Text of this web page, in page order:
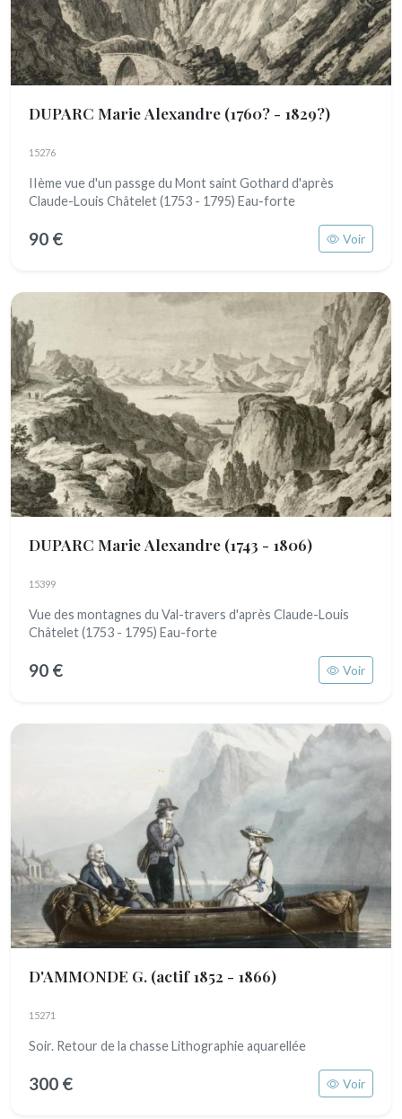
DUPARC Marie Alexandre (1760? - 1829?)
15276
IIème vue d'un passge du Mont saint Gothard d'après
Claude-Louis Châtelet (1753 - 1795) Eau-forte
90 € Voir
DUPARC Marie Alexandre (1743 - 1806)
15399
Vue des montagnes du Val-travers d'après Claude-Louis
Châtelet (1753 - 1795) Eau-forte
90 € Voir
D'AMMONDE G. (actif 1852 - 1866)
15271
Soir. Retour de la chasse Lithographie aquarellée
300 € Voir